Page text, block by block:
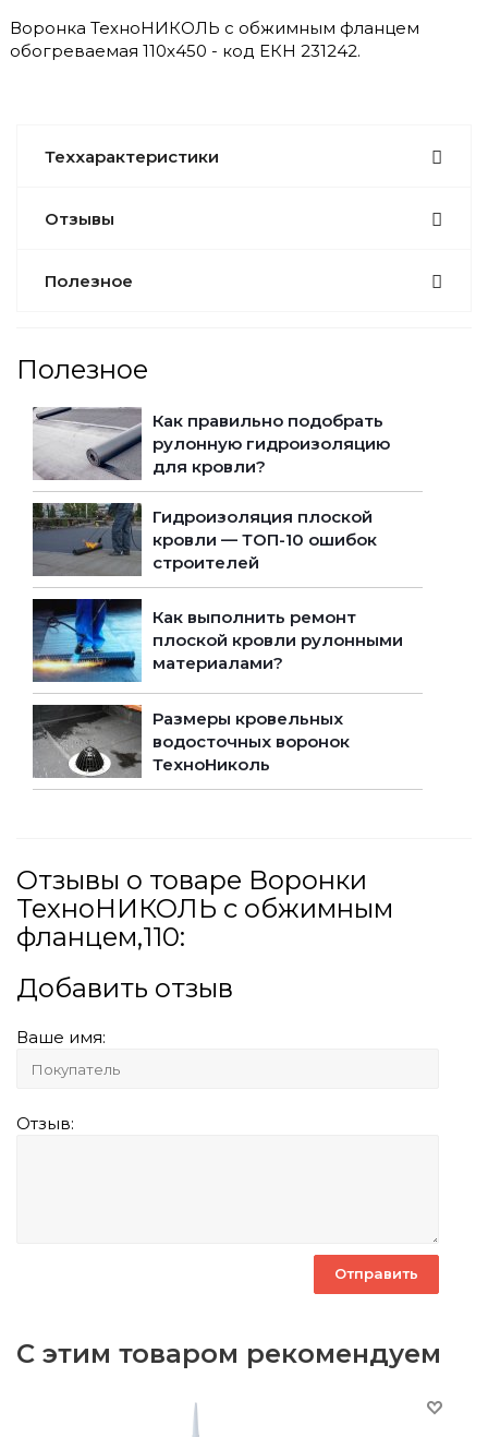
Воронка ТехноНИКОЛЬ с обжимным фланцем
обогреваемая 110х450 - код ЕКН 231242.
Теххарактеристики
Отзывы
Полезное
Полезное
Как правильно подобрать
рулонную гидроизоляцию
для кровли?
Гидроизоляция плоской
кровли — ТОП-10 ошибок
строителей
Как выполнить ремонт
плоской кровли рулонными
материалами?
Размеры кровельных
водосточных воронок
ТехноНиколь
Отзывы о товаре Воронки
ТехноНИКОЛЬ с обжимным
фланцем,110:
Добавить отзыв
Ваше имя:
Отзыв:
С этим товаром рекомендуем